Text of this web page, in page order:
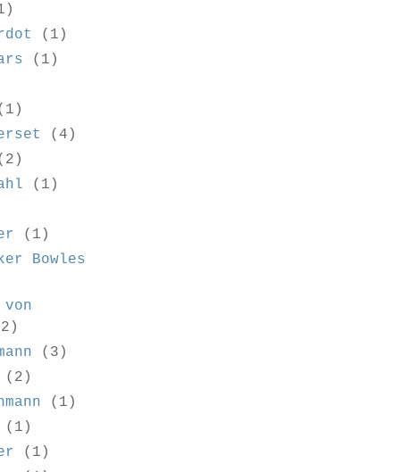
(1)
(1)
(4)
(1)
(1)
Bowles
(3)
(2)
(1)
(1)
(1)